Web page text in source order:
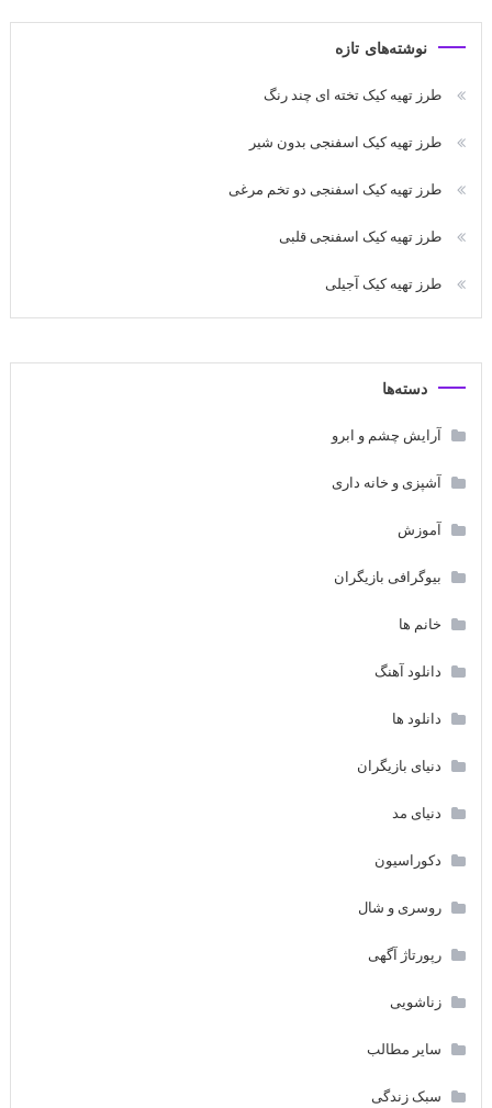
نوشته‌های تازه
طرز تهیه کیک تخته ای چند رنگ
طرز تهیه کیک اسفنجی بدون شیر
طرز تهیه کیک اسفنجی دو تخم مرغی
طرز تهیه کیک اسفنجی قلبی
طرز تهیه کیک آجیلی
دسته‌ها
آرایش چشم و ابرو
آشپزی و خانه داری
آموزش
بیوگرافی بازیگران
خانم ها
دانلود آهنگ
دانلود ها
دنیای بازیگران
دنیای مد
دکوراسیون
روسری و شال
رپورتاژ آگهی
زناشویی
سایر مطالب
سبک زندگی